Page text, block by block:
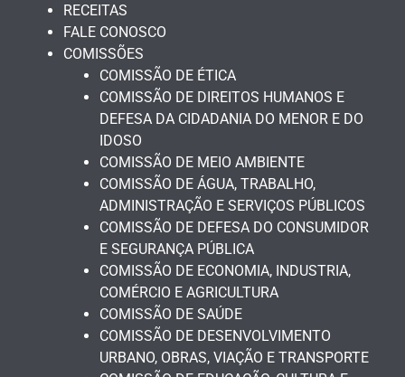
RECEITAS
FALE CONOSCO
COMISSÕES
COMISSÃO DE ÉTICA
COMISSÃO DE DIREITOS HUMANOS E
DEFESA DA CIDADANIA DO MENOR E DO
IDOSO
COMISSÃO DE MEIO AMBIENTE
COMISSÃO DE ÁGUA, TRABALHO,
ADMINISTRAÇÃO E SERVIÇOS PÚBLICOS
COMISSÃO DE DEFESA DO CONSUMIDOR
E SEGURANÇA PÚBLICA
COMISSÃO DE ECONOMIA, INDUSTRIA,
COMÉRCIO E AGRICULTURA
COMISSÃO DE SAÚDE
COMISSÃO DE DESENVOLVIMENTO
URBANO, OBRAS, VIAÇÃO E TRANSPORTE